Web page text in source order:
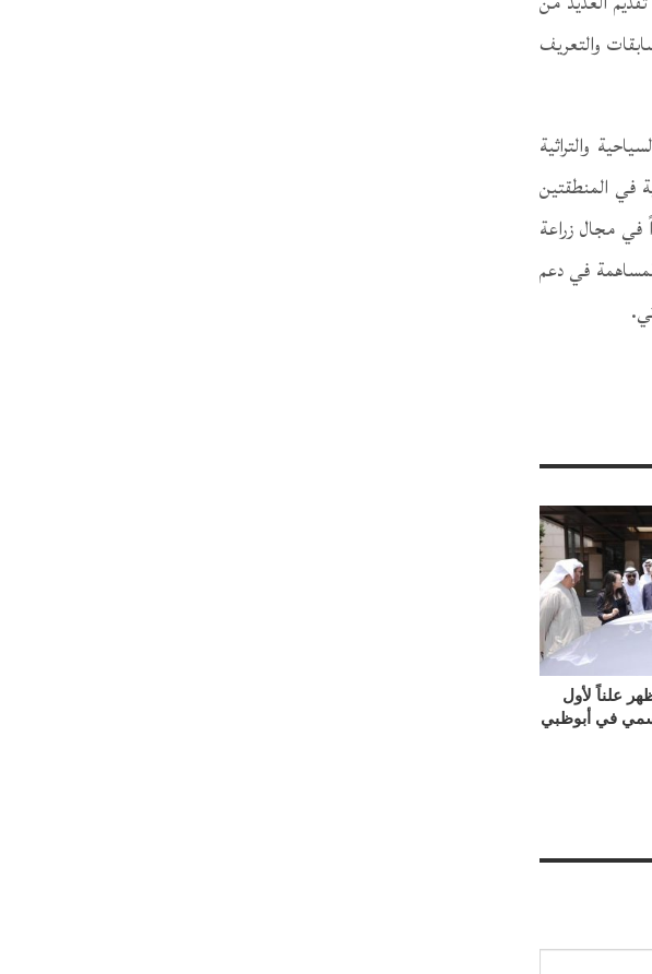
والتعريف
الاقتصادية والسياحية والتراثية
في المنطقتين
في مجال زراعة
في دعم
8» تظهر علناً لأول
في أبوظبي